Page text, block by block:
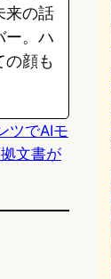
来の話
ー。ハ
顔も
ツでAIモ
文書が